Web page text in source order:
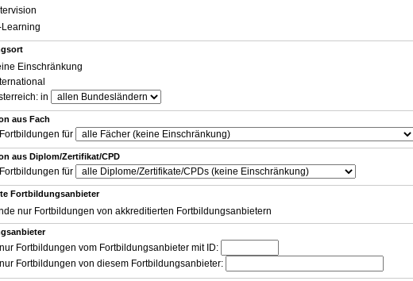
Learning
Einschränkung
: in
aus Fach
für
aus Diplom/Zertifikat/CPD
für
Fortbildungsanbieter
nur Fortbildungen von akkreditierten Fortbildungsanbietern
Fortbildungen vom Fortbildungsanbieter mit ID:
Fortbildungen von diesem Fortbildungsanbieter: